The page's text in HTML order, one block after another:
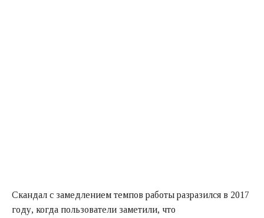
Скандал с замедлением темпов работы разразился в 2017
году, когда пользователи заметили, что